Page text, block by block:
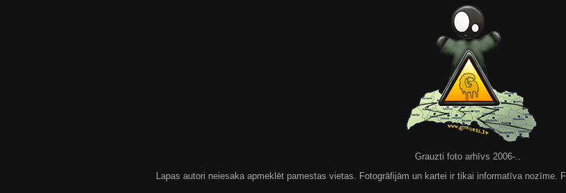
Grauzti foto arhīvs 2006-..
Lapas autori neiesaka apmeklēt pamestas vietas. Fotogrāfijām un kartei ir tikai informatīva nozīme.